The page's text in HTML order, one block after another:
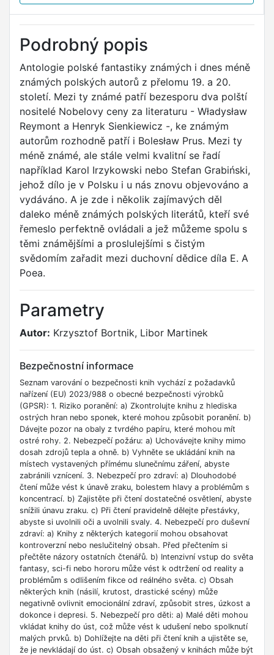
Podrobný popis
Antologie polské fantastiky známých i dnes méně
známých polských autorů z přelomu 19. a 20.
století. Mezi ty známé patří bezesporu dva polští
nositelé Nobelovy ceny za literaturu - Władysław
Reymont a Henryk Sienkiewicz -, ke známým
autorům rozhodně patří i Bolesław Prus. Mezi ty
méně známé, ale stále velmi kvalitní se řadí
například Karol Irzykowski nebo Stefan Grabiński,
jehož dílo je v Polsku i u nás znovu objevováno a
vydáváno. A je zde i několik zajímavých děl
daleko méně známých polských literátů, kteří své
řemeslo perfektně ovládali a jež můžeme spolu s
těmi známějšími a proslulejšími s čistým
svědomím zařadit mezi duchovní dědice díla E. A
Poea.
Parametry
Autor: Krzysztof Bortnik, Libor Martinek
Bezpečnostní informace
Seznam varování o bezpečnosti knih vychází z požadavků
nařízení (EU) 2023/988 o obecné bezpečnosti výrobků
(GPSR): 1. Riziko poranění: a) Zkontrolujte knihu z hlediska
ostrých hran nebo sponek, které mohou způsobit poranění. b)
Dávejte pozor na obaly z tvrdého papíru, které mohou mít
ostré rohy. 2. Nebezpečí požáru: a) Uchovávejte knihy mimo
dosah zdrojů tepla a ohně. b) Vyhněte se ukládání knih na
místech vystavených přímému slunečnímu záření, abyste
zabránili vznícení. 3. Nebezpečí pro zdraví: a) Dlouhodobé
čtení může vést k únavě zraku, bolestem hlavy a problémům s
koncentrací. b) Zajistěte při čtení dostatečné osvětlení, abyste
snížili únavu zraku. c) Při čtení pravidelně dělejte přestávky,
abyste si uvolnili oči a uvolnili svaly. 4. Nebezpečí pro duševní
zdraví: a) Knihy z některých kategorií mohou obsahovat
kontroverzní nebo neslučitelný obsah. Před přečtením si
přečtěte názory ostatních čtenářů. b) Intenzivní vstup do světa
fantasy, sci-fi nebo hororu může vést k odtržení od reality a
problémům s odlišením fikce od reálného světa. c) Obsah
některých knih (násilí, krutost, drastické scény) může
negativně ovlivnit emocionální zdraví, způsobit stres, úzkost a
dokonce i depresi. 5. Nebezpečí pro děti: a) Malé děti mohou
vkládat knihy do úst, což může vést k udušení nebo spolknutí
malých prvků. b) Dohlížejte na děti při čtení knih a ujistěte se,
že je nevkládají do úst. c) Obsah obsažený v knihách může být